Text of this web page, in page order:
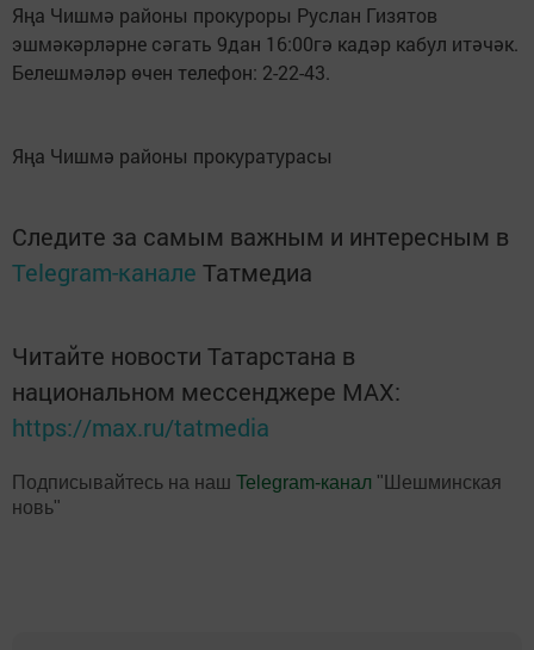
Яңа Чишмә районы прокуроры Руслан Гизятов
эшмәкәрләрне сәгать 9дан 16:00гә кадәр кабул итәчәк.
Белешмәләр өчен телефон: 2-22-43.
Яңа Чишмә районы прокуратурасы
Следите за самым важным и интересным в
Telegram-канале Татмедиа
Читайте новости Татарстана в
национальном мессенджере MАХ:
https://max.ru/tatmedia
Подписывайтесь на наш Telegram-канал "Шешминская
новь"